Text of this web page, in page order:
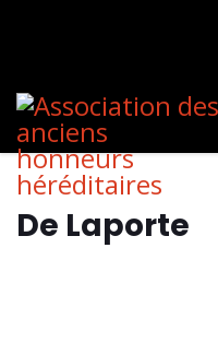
De Laporte